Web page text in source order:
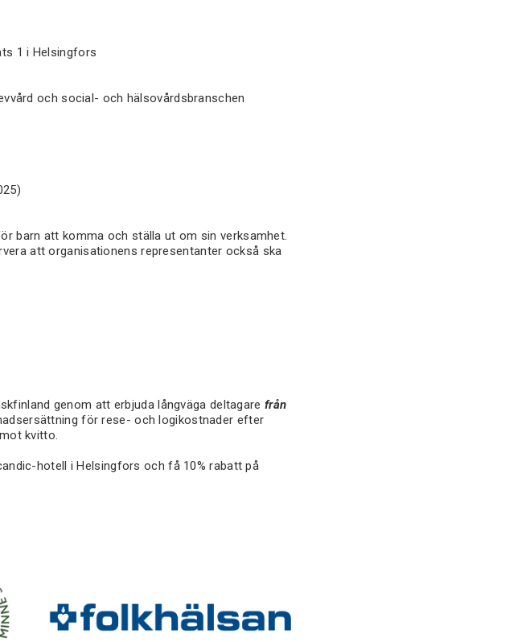
1 i Helsingfors
och social- och hälsovårdsbranschen
barn att komma och ställa ut om sin verksamhet.
att organisationens representanter också ska
genom att erbjuda långväga deltagare från
för rese- och logikostnader efter
kvitto.
hotell i Helsingfors och få 10% rabatt på